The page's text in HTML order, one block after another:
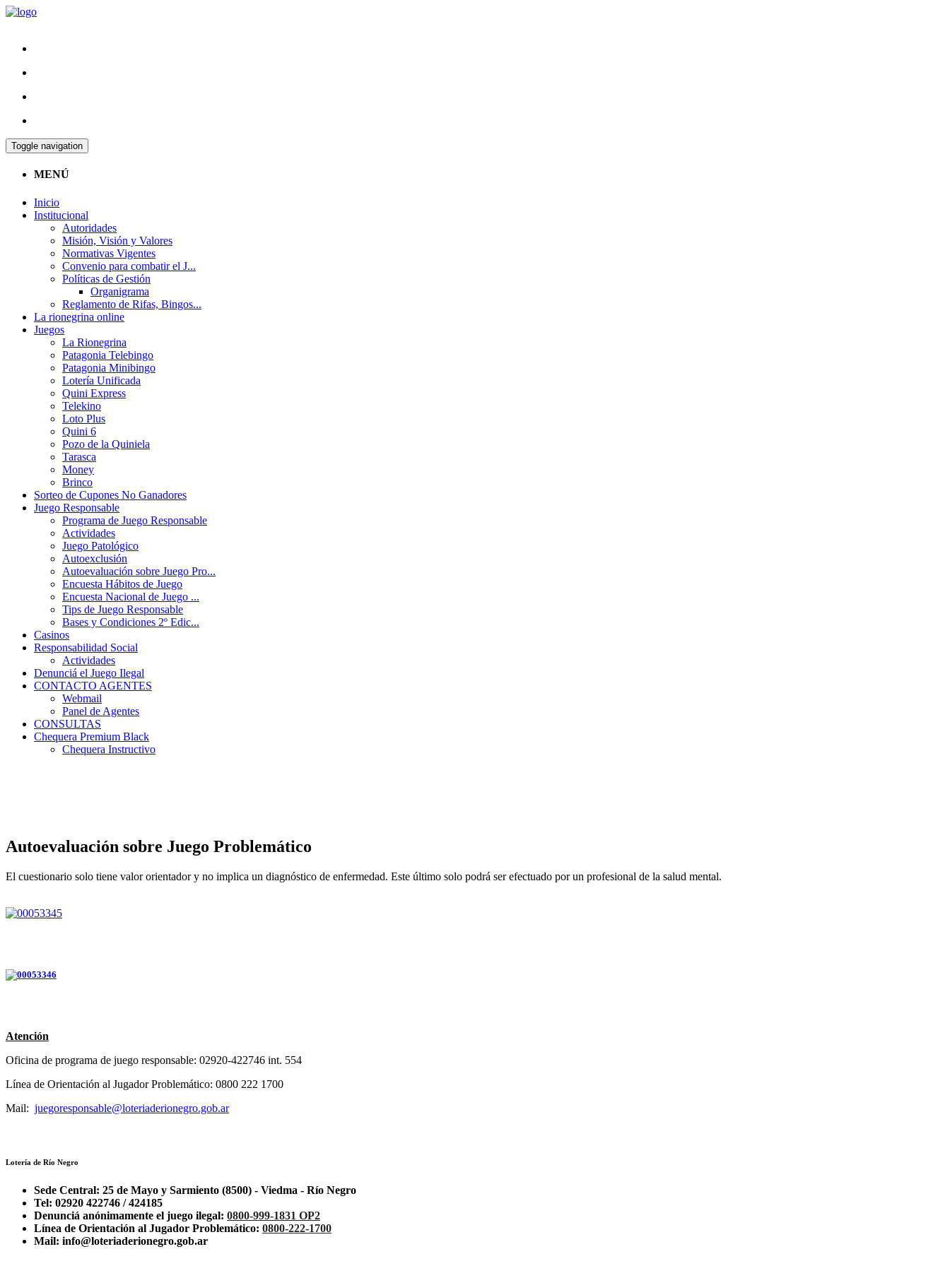
Toggle navigation
MENÚ
Inicio
Institucional
Autoridades
Misión, Visión y Valores
Normativas Vigentes
Convenio para combatir el J...
Políticas de Gestión
Organigrama
Reglamento de Rifas, Bingos...
La rionegrina online
Juegos
La Rionegrina
Patagonia Telebingo
Patagonia Minibingo
Lotería Unificada
Quini Express
Telekino
Loto Plus
Quini 6
Pozo de la Quiniela
Tarasca
Money
Brinco
Sorteo de Cupones No Ganadores
Juego Responsable
Programa de Juego Responsable
Actividades
Juego Patológico
Autoexclusión
Autoevaluación sobre Juego Pro...
Encuesta Hábitos de Juego
Encuesta Nacional de Juego ...
Tips de Juego Responsable
Bases y Condiciones 2º Edic...
Casinos
Responsabilidad Social
Actividades
Denunciá el Juego Ilegal
CONTACTO AGENTES
Webmail
Panel de Agentes
CONSULTAS
Chequera Premium Black
Chequera Instructivo
Autoevaluación sobre Juego Problemático
El cuestionario solo tiene valor orientador y no implica un diagnóstico de enfermedad. Este último solo podrá ser efectuado por un profesional de la salud mental.
Atención
Oficina de programa de juego responsable: 02920-422746 int. 554
Línea de Orientación al Jugador Problemático: 0800 222 1700
Mail: juegoresponsable@loteriaderionegro.gob.ar
Lotería de Río Negro
Sede Central: 25 de Mayo y Sarmiento (8500) - Viedma - Río Negro
Tel: 02920 422746 / 424185
Denunciá anónimamente el juego ilegal: 0800-999-1831 OP2
Línea de Orientación al Jugador Problemático: 0800-222-1700
Mail: info@loteriaderionegro.gob.ar